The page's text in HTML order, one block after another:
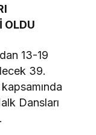
OLDU
13-19
39.
Dansları